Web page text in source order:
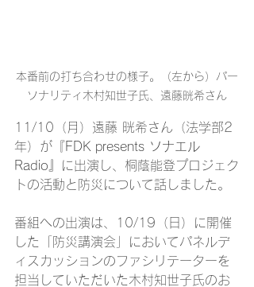
本番前の打ち合わせの様子。（左から）パー
ソナリティ木村知世子氏、遠藤晄希さん
11/10（月）遠藤 晄希さん（法学部2
年）が『FDK presents ソナエル
Radio』
に出演し、桐蔭能登プロジェク
トの活動と防災について話しました。
番組への出演は、10/19（日）に開催
した「防災講演会」においてパネルデ
ィスカッションのファシリテーターを
担当していただいた木村知世子氏のお